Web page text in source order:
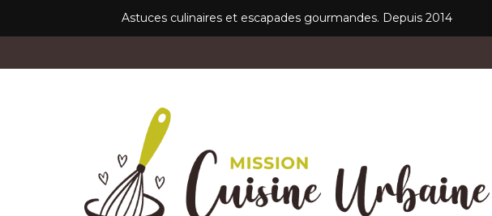
Astuces culinaires et escapades gourmandes. Depuis 2014